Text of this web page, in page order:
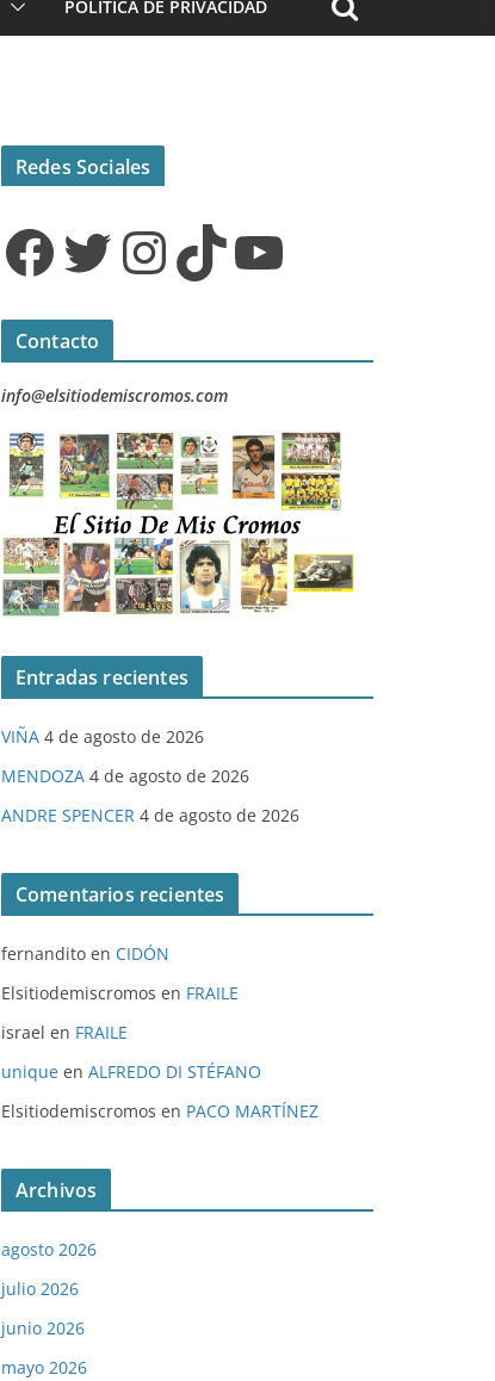
POLÍTICA DE PRIVACIDAD
Redes Sociales
Facebook Twitter InstagramTikTok YouTube
Contacto
info@elsitiodemiscromos.com
Entradas recientes
VIÑA 4 de agosto de 2026
MENDOZA 4 de agosto de 2026
ANDRE SPENCER 4 de agosto de 2026
Comentarios recientes
fernandito en CIDÓN
Elsitiodemiscromos en FRAILE
israel en FRAILE
unique en ALFREDO DI STÉFANO
Elsitiodemiscromos en PACO MARTÍNEZ
Archivos
agosto 2026
julio 2026
junio 2026
mayo 2026